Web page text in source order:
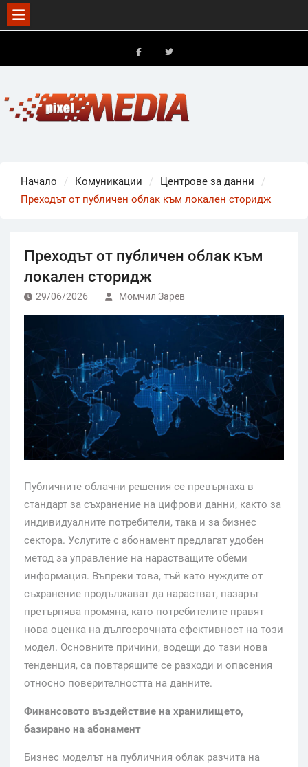
Skip
Начало Комуникации
Центрове за данни
Преходът от публичен облак към локален сторидж
Преходът от публичен облак към
локален сторидж
29/06/2026 Момчил Зарев
Публичните облачни решения се превърнаха в
стандарт за съхранение на цифрови данни, както за
индивидуалните потребители, така и за бизнес
сектора. Услугите с абонамент предлагат удобен
метод за управление на нарастващите обеми
информация. Въпреки това, тъй като нуждите от
съхранение продължават да нарастват, пазарът
претърпява промяна, като потребителите правят
нова оценка на дългосрочната ефективност на този
модел. Основните причини, водещи до тази нова
тенденция, са повтарящите се разходи и опасения
относно поверителността на данните.
Финансовото въздействие на хранилището,
базирано на абонамент
Бизнес моделът на публичния облак разчита на